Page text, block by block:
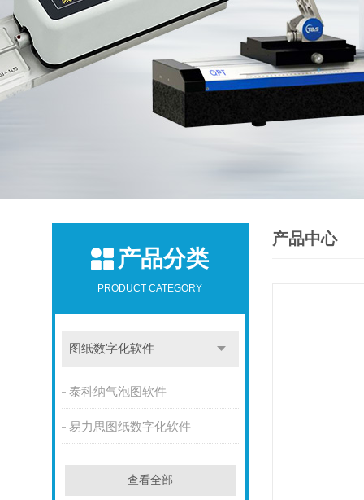
产品分类
PRODUCT CATEGORY
图纸数字化软件
泰科纳气泡图软件
易力思图纸数字化软件
查看全部
产品中心